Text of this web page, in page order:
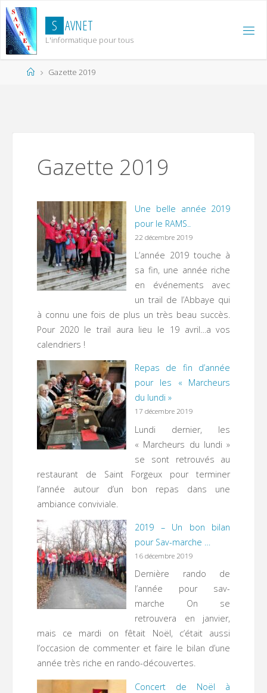
Skip
to
content
S AVNET
L'informatique pour tous
HomeGazette 2019
Gazette 2019
Une belle année 2019
pour le RAMS..
22 décembre 2019
L’année 2019 touche à
sa fin, une année riche
en événements avec
un trail de l’Abbaye qui
à connu une fois de plus un très beau succès.
Pour 2020 le trail aura lieu le 19 avril…a vos
calendriers !
Repas de fin d’année
pour les « Marcheurs
du lundi »
17 décembre 2019
Lundi dernier, les
« Marcheurs du lundi »
se sont retrouvés au
restaurant de Saint Forgeux pour terminer
l’année autour d’un bon repas dans une
ambiance conviviale.
2019 – Un bon bilan
pour Sav-marche …
16 décembre 2019
Dernière rando de
l’année pour sav-
marche On se
retrouvera en janvier,
mais ce mardi on fêtait Noël, c’était aussi
l’occasion de commenter et faire le bilan d’une
année très riche en rando-découvertes.
Concert de Noël à